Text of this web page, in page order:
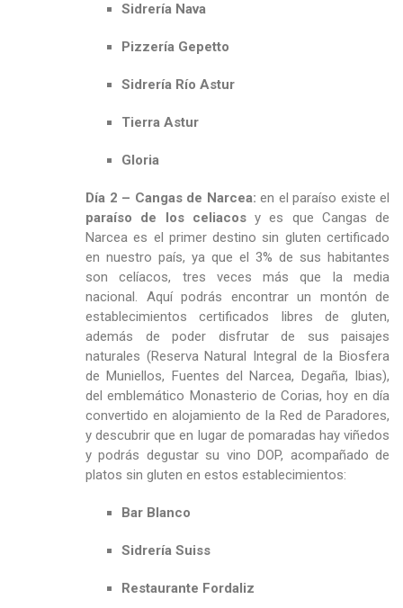
Sidrería Nava
Pizzería Gepetto
Sidrería Río Astur
Tierra Astur
Gloria
Día 2 – Cangas de Narcea: en el paraíso existe el
paraíso de los celiacosy es que Cangas de
Narcea es el primer destino sin gluten certificado
en nuestro país, ya que el 3% de sus habitantes
son celíacos, tres veces más que la media
nacional. Aquí podrás encontrar un montón de
establecimientos certificados libres de gluten,
además de poder disfrutar de sus paisajes
naturales (Reserva Natural Integral de la Biosfera
de Muniellos, Fuentes del Narcea, Degaña, Ibias),
del emblemático Monasterio de Corias, hoy en día
convertido en alojamiento de la Red de Paradores,
y descubrir que en lugar de pomaradas hay viñedos
y podrás degustar su vino DOP, acompañado de
platos sin gluten en estos establecimientos:
Bar Blanco
Sidrería Suiss
Restaurante Fordaliz